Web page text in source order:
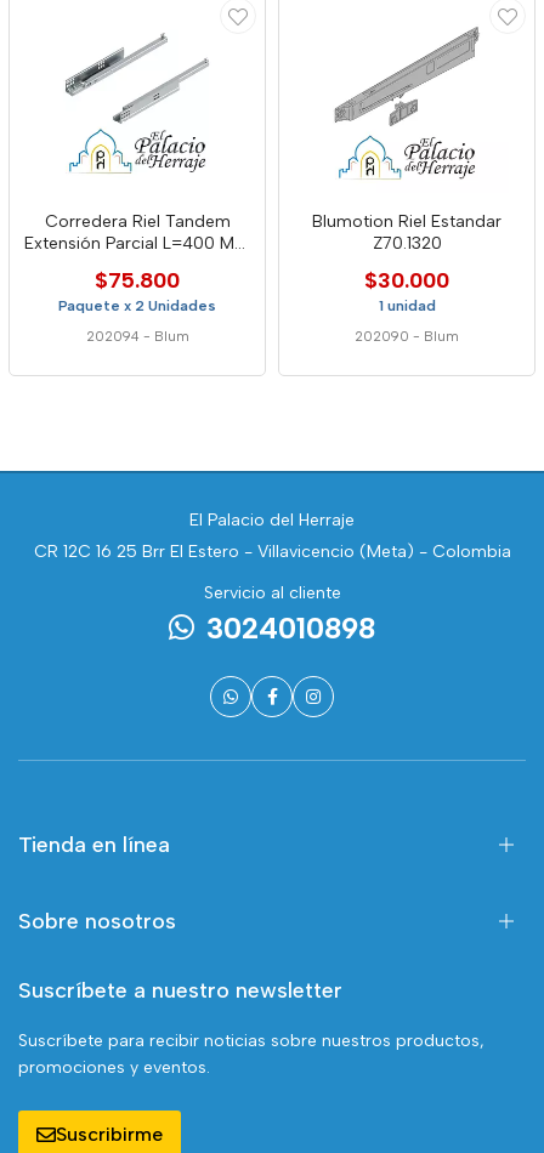
Corredera Riel Tandem
Extensión Parcial L=400 Mm
$75.800
Paquete x 2 Unidades
202094 - Blum
Blumotion Riel Estandar
Z70.1320
$30.000
1 unidad
202090 - Blum
El Palacio del Herraje
CR 12C 16 25 Brr El Estero - Villavicencio (Meta) - Colombia
Servicio al cliente
3024010898
Tienda en línea
Sobre nosotros
Suscríbete a nuestro newsletter
Suscríbete para recibir noticias sobre nuestros productos,
promociones y eventos.
Suscribirme